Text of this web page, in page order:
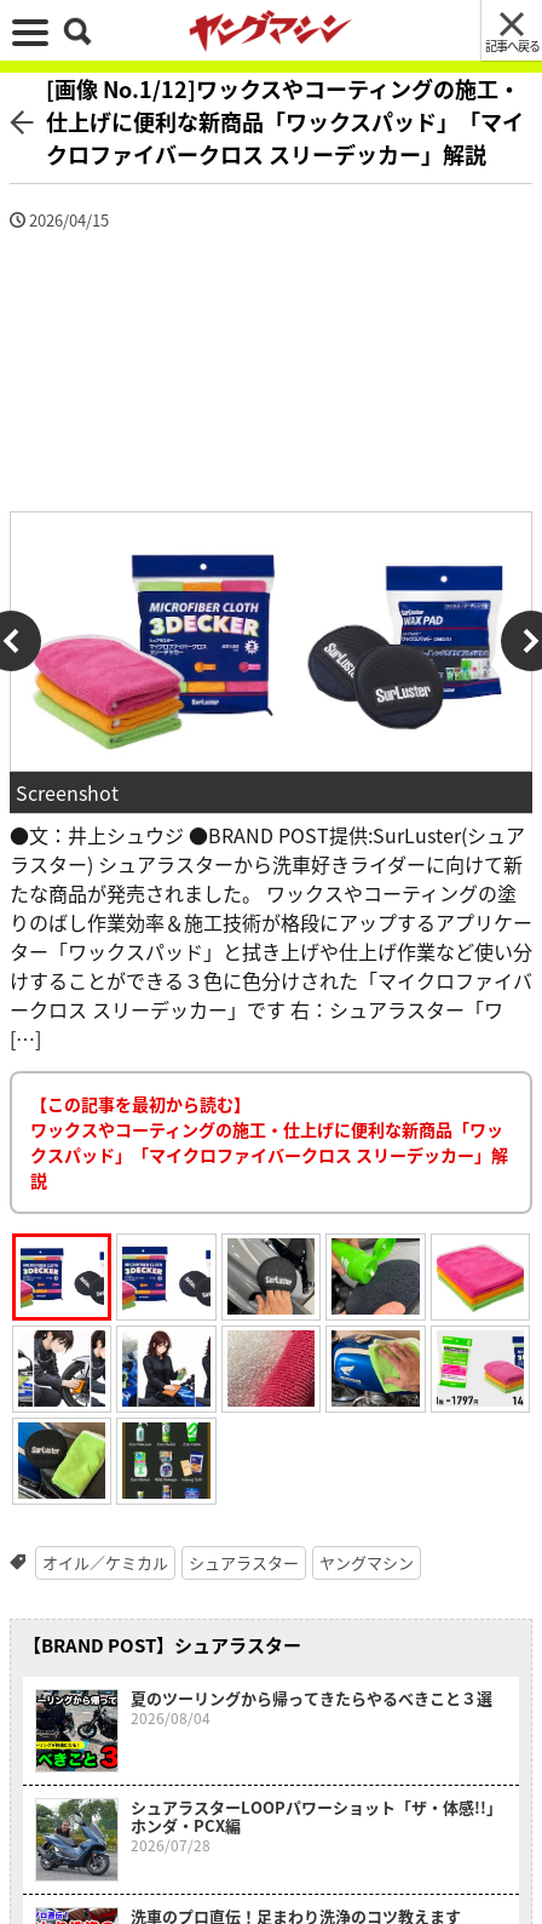
記事へ戻る
[画像 No.1/12]ワックスやコーティングの施工・
仕上げに便利な新商品「ワックスパッド」「マイ
クロファイバークロス スリーデッカー」解説
2026/04/15
Screenshot
●文：井上シュウジ ●BRAND POST提供:SurLuster(シュア
ラスター) シュアラスターから洗車好きライダーに向けて新
たな商品が発売されました。 ワックスやコーティングの塗
りのばし作業効率＆施工技術が格段にアップするアプリケー
ター「ワックスパッド」と拭き上げや仕上げ作業など使い分
けすることができる３色に色分けされた「マイクロファイバ
ークロス スリーデッカー」です 右：シュアラスター「ワ
[…]
【この記事を最初から読む】
ワックスやコーティングの施工・仕上げに便利な新商品「ワッ
クスパッド」「マイクロファイバークロス スリーデッカー」解
説
オイル／ケミカル シュアラスター ヤングマシン
【BRAND POST】シュアラスター
夏のツーリングから帰ってきたらやるべきこと３選
2026/08/04
シュアラスターLOOPパワーショット「ザ・体感!!」
ホンダ・PCX編
2026/07/28
洗車のプロ直伝！足まわり洗浄のコツ教えます